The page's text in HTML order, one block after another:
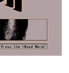
인 분위기가
아무래도 펜의
살아있는
시원한 느낌과